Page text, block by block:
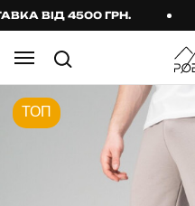
ВІД 4500 ГРН.
ТОП